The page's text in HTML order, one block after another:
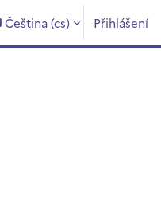
Čeština ‎(cs)‎ Přihlášení